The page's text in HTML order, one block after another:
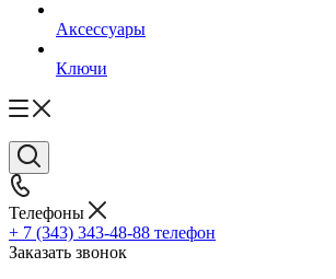
Аксессуары
Ключи
Телефоны
+ 7 (343) 343-48-88 телефон
Заказать звонок